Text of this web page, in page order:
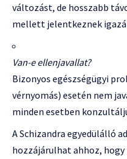
változást, de hosszabb
mellett jelentkeznek
Van-e ellenjavallat?
Bizonyos egészségügyi
vérnyomás) esetén nem
minden esetben
A Schizandra egyedülálló
hozzájárulhat ahhoz,